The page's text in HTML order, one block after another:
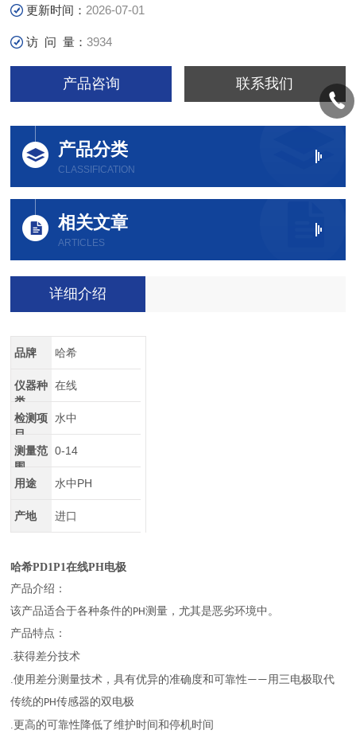
更新时间： 2026-07-01
访 问 量：3934
产品咨询 联系我们
产品分类
CLASSIFICATION
相关文章
ARTICLES
详细介绍
品牌 哈希
仪器种
类
在线
检测项
目
水中
测量范
围
0-14
用途 水中PH
产地 进口
哈希PD1P1在线PH电极
产品介绍：
该产品适合于各种条件的PH测量，尤其是恶劣环境中。
产品特点：
.获得差分技术
.使用差分测量技术，具有优异的准确度和可靠性——用三电极取代
传统的PH传感器的双电极
.更高的可靠性降低了维护时间和停机时间